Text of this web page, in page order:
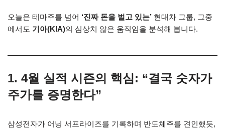
오늘은 테마주를 넘어 ‘진짜 돈을 벌고 있는’ 현대차 그룹, 그중
에서도 기아(KIA)의 심상치 않은 움직임을 분석해 봅니다.
1. 4월 실적 시즌의 핵심: “결국 숫자가
주가를 증명한다”
삼성전자가 어닝 서프라이즈를 기록하며 반도체주를 견인했듯,